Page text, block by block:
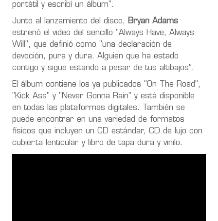
portátil y escribí un álbum".
Junto al lanzamiento del disco,
Bryan Adams
estrenó el video del sencillo "Always Have, Always
Will", que definió como "una declaración de
devoción, pura y dura. Alguien que ha estado
contigo y sigue estando a pesar de tus altibajos”.
El álbum contiene los ya publicados "On The Road",
"Kick Ass" y "Never Gonna Rain" y está disponible
en todas las plataformas digitales. También se
puede encontrar en una variedad de formatos
físicos que incluyen un CD estándar, CD de lujo con
cubierta lenticular y libro de tapa dura y vinilo.